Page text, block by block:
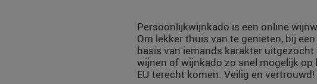
Persoonlijkwijnkado is een online
Om lekker thuis van te genieten, bij
basis van iemands karakter
wijnen of wijnkado zo snel mogelijk op
EU terecht komen. Veilig en